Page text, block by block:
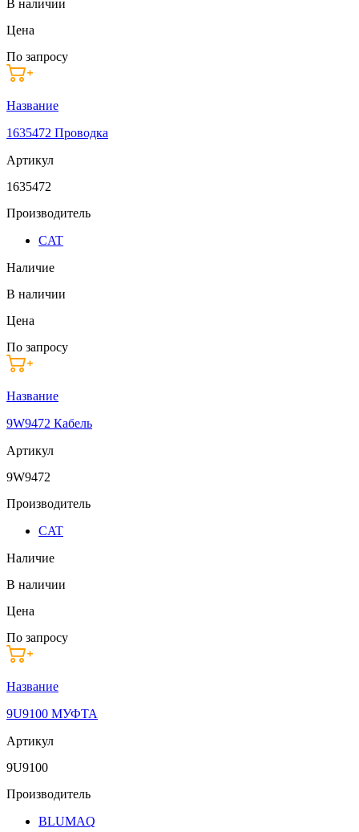
В наличии
Цена
По запросу
Название
1635472 Проводка
Артикул
1635472
Производитель
CAT
Наличие
В наличии
Цена
По запросу
Название
9W9472 Кабель
Артикул
9W9472
Производитель
CAT
Наличие
В наличии
Цена
По запросу
Название
9U9100 МУФТА
Артикул
9U9100
Производитель
BLUMAQ